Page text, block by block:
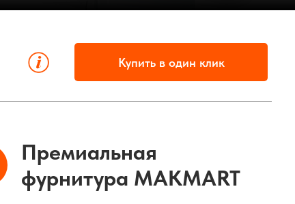
Купить в один клик
Премиальная
фурнитура MAKMART